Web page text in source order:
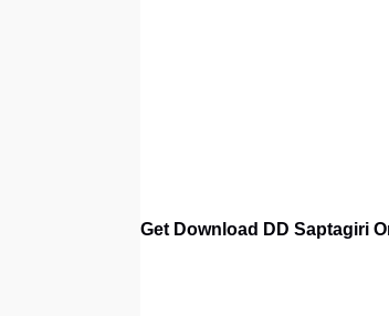
Get Download DD Saptagiri